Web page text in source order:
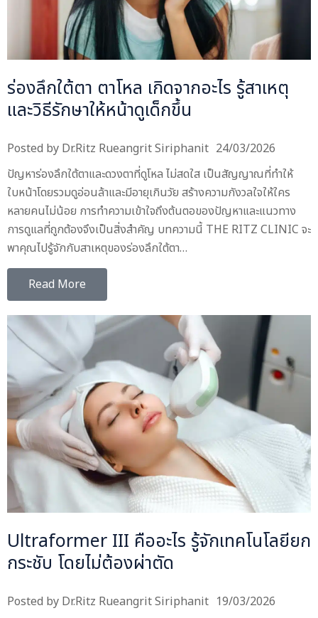
ร่องลึกใต้ตา ตาโหล เกิดจากอะไร รู้สาเหตุ
และวิธีรักษาให้หน้าดูเด็กขึ้น
Posted by Dr.Ritz Rueangrit Siriphanit 24/03/2026
ปัญหาร่องลึกใต้ตาและดวงตาที่ดูโหล ไม่สดใส เป็นสัญญาณที่ทำให้
ใบหน้าโดยรวมดูอ่อนล้าและมีอายุเกินวัย สร้างความกังวลใจให้ใคร
หลายคนไม่น้อย การทำความเข้าใจถึงต้นตอของปัญหาและแนวทาง
การดูแลที่ถูกต้องจึงเป็นสิ่งสำคัญ บทความนี้ THE RITZ CLINIC จะ
พาคุณไปรู้จักกับสาเหตุของร่องลึกใต้ตา…
Read More
Ultraformer III คืออะไร รู้จักเทคโนโลยียก
กระชับ โดยไม่ต้องผ่าตัด
Posted by Dr.Ritz Rueangrit Siriphanit 19/03/2026